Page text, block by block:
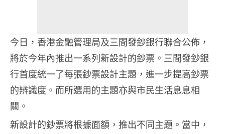
今日，香港金融管理局及三間發鈔銀行聯合公佈，
將於今年內推出一系列新設計的鈔票。三間發鈔銀
行首度統一了每張鈔票設計主題，進一步提高鈔票
的辨識度。而所選用的主題亦與市民生活息息相
關。
新設計的鈔票將根據面額，推出不同主題。當中，